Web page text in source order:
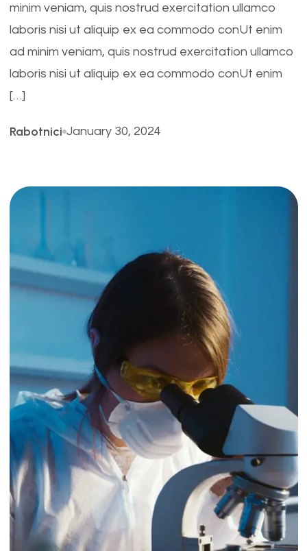
minim veniam, quis nostrud exercitation ullamco
laboris nisi ut aliquip ex ea commodo conUt enim
ad minim veniam, quis nostrud exercitation ullamco
laboris nisi ut aliquip ex ea commodo conUt enim
[…]
Rabotnici January 30, 2024